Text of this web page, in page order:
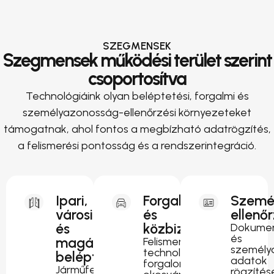
SZEGMENSEK
Szegmensek működési terület szerint
csoportosítva
Technológiáink olyan beléptetési, forgalmi és
személyazonosság-ellenőrzési környezeteket
támogatnak, ahol fontos a megbízható adatrögzítés,
a felismerési pontosság és a rendszerintegráció.
Ipari,
városi
és
magánterületi
beléptetés
Járműfelismerés
Forgalomirányítás
és
közbiztonság
Felismerési
technológia
forgalomfigyeléshez,
és
adatok